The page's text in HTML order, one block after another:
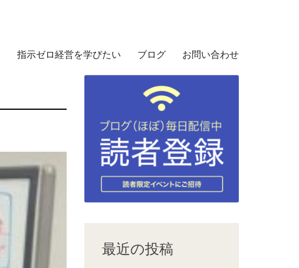
指示ゼロ経営を学びたい ブログ お問い合わせ
最近の投稿